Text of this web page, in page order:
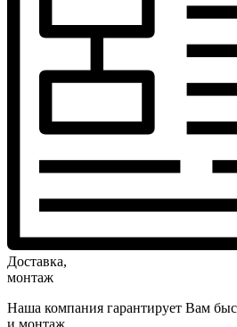
Доставка,
монтаж
Наша компания гарантирует Вам